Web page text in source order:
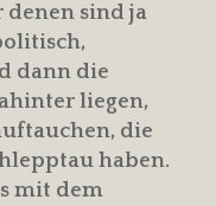
sind ja
dann die
liegen,
die
haben.
mit dem